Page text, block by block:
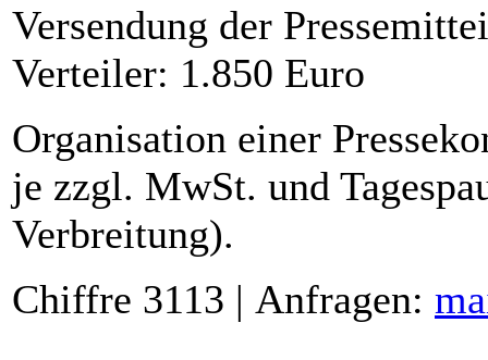
Versendung der
Verteiler: 1.850 Euro
Organisation einer
je zzgl. MwSt. und
Verbreitung).
Chiffre 3113 | Anfragen: